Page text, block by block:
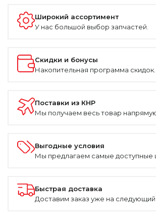
Широкий ассортимент
У нас большой выбор запчастей.
Скидки и бонусы
Накопительная программа скидок.
Поставки из КНР
Мы получаем весь товар
Выгодные условия
Мы предлагаем самые доступные
Быстрая доставка
Доставим заказ уже на следующий